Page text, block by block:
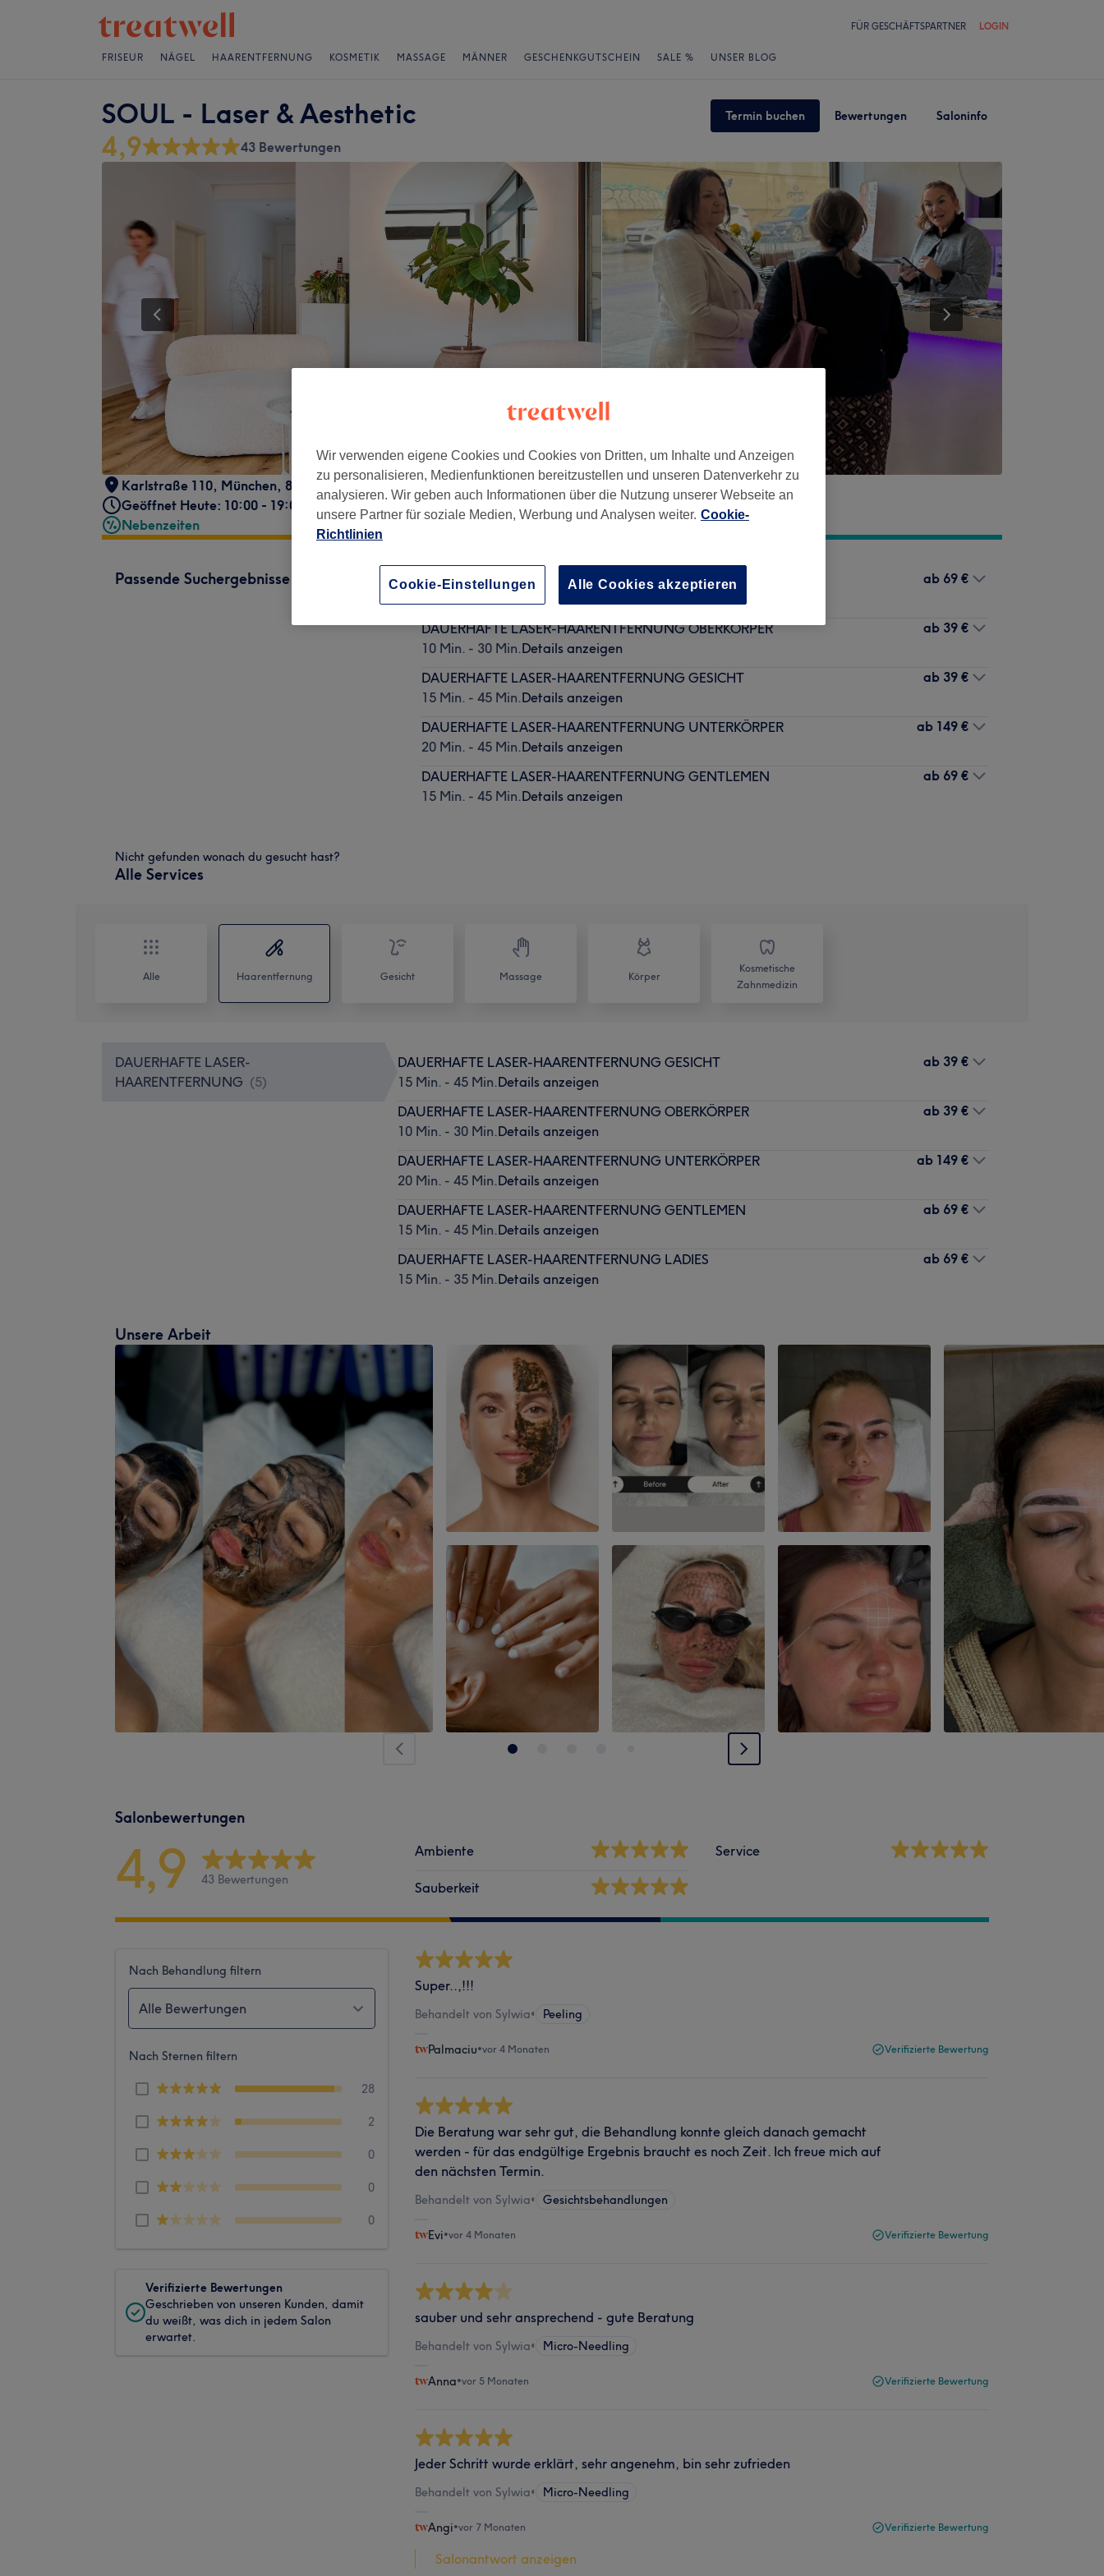
FÜR GESCHÄFTSPARTNER LOGIN
FRISEUR NÄGEL HAARENTFERNUNG KOSMETIK MASSAGE MÄNNER GESCHENKGUTSCHEIN SALE % UNSER BLOG
SOUL - Laser & Aesthetic Termin buchen Bewertungen Saloninfo
4,9 43 Bewertungen
Karlstraße 110, München, 80335
Geöffnet Heute: 10:00 - 19:00
Nebenzeiten
Passende Suchergebnisse
DAUERHAFTE LASER-HAARENTFERNUNG LADIES
ab 69 €
DAUERHAFTE LASER-HAARENTFERNUNG OBERKÖRPER
10 Min. - 30 Min.Details anzeigen
ab 39 €
DAUERHAFTE LASER-HAARENTFERNUNG GESICHT
15 Min. - 45 Min.Details anzeigen
ab 39 €
DAUERHAFTE LASER-HAARENTFERNUNG UNTERKÖRPER
20 Min. - 45 Min.Details anzeigen
ab 149 €
DAUERHAFTE LASER-HAARENTFERNUNG GENTLEMEN
15 Min. - 45 Min.Details anzeigen
ab 69 €
Nicht gefunden wonach du gesucht hast?
Alle Services
Alle Haarentfernung Gesicht Massage Körper
Kosmetische
Zahnmedizin
DAUERHAFTE LASER-
HAARENTFERNUNG (5)
DAUERHAFTE LASER-HAARENTFERNUNG GESICHT
15 Min. - 45 Min.Details anzeigen
ab 39 €
DAUERHAFTE LASER-HAARENTFERNUNG OBERKÖRPER
10 Min. - 30 Min.Details anzeigen
ab 39 €
DAUERHAFTE LASER-HAARENTFERNUNG UNTERKÖRPER
20 Min. - 45 Min.Details anzeigen
ab 149 €
DAUERHAFTE LASER-HAARENTFERNUNG GENTLEMEN
15 Min. - 45 Min.Details anzeigen
ab 69 €
DAUERHAFTE LASER-HAARENTFERNUNG LADIES
15 Min. - 35 Min.Details anzeigen
ab 69 €
Unsere Arbeit
Salonbewertungen
4,9 43 Bewertungen
Ambiente
Sauberkeit
Service
Nach Behandlung filtern
Alle Bewertungen
Nach Sternen filtern
28
2
0
0
0
Verifizierte Bewertungen
Geschrieben von unseren Kunden, damit
du weißt, was dich in jedem Salon
erwartet.
Super..,!!!
Behandelt von Sylwia• Peeling
Palmaciu•vor 4 Monaten Verifizierte Bewertung
Die Beratung war sehr gut, die Behandlung konnte gleich danach gemacht
werden - für das endgültige Ergebnis braucht es noch Zeit. Ich freue mich auf
den nächsten Termin.
Behandelt von Sylwia• Gesichtsbehandlungen
Evi•vor 4 Monaten Verifizierte Bewertung
sauber und sehr ansprechend - gute Beratung
Behandelt von Sylwia• Micro-Needling
Anna•vor 5 Monaten Verifizierte Bewertung
Jeder Schritt wurde erklärt, sehr angenehm, bin sehr zufrieden
Behandelt von Sylwia• Micro-Needling
Angi•vor 7 Monaten Verifizierte Bewertung
Salonantwort anzeigen
Wir verwenden eigene Cookies und Cookies von Dritten, um Inhalte und Anzeigen
zu personalisieren, Medienfunktionen bereitzustellen und unseren Datenverkehr zu
analysieren. Wir geben auch Informationen über die Nutzung unserer Webseite an
unsere Partner für soziale Medien, Werbung und Analysen weiter. Cookie-
Richtlinien
Cookie-Einstellungen Alle Cookies akzeptieren